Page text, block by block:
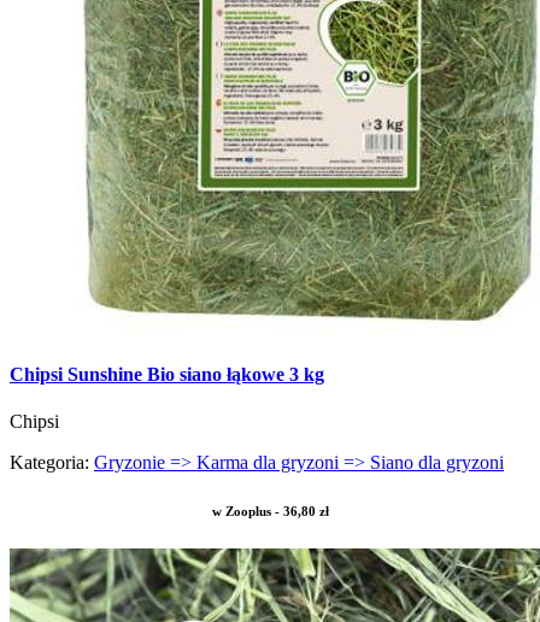
Chipsi Sunshine Bio siano łąkowe 3 kg
Chipsi
Kategoria: Gryzonie => Karma dla gryzoni => Siano dla gryzoni
w Zooplus - 36,80 zł